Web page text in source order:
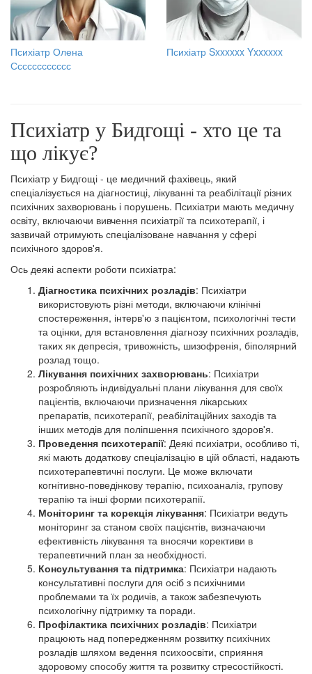
Психіатр Олена
Сссссссссссс
Психіатр Sxxxxxx Yxxxxxx
Психіатр у Бидгощі - хто це та
що лікує?
Психіатр у Бидгощі - це медичний фахівець, який
спеціалізується на діагностиці, лікуванні та реабілітації різних
психічних захворювань і порушень. Психіатри мають медичну
освіту, включаючи вивчення психіатрії та психотерапії, і
зазвичай отримують спеціалізоване навчання у сфері
психічного здоров'я.
Ось деякі аспекти роботи психіатра:
Діагностика психічних розладів: Психіатри
використовують різні методи, включаючи клінічні
спостереження, інтерв'ю з пацієнтом, психологічні тести
та оцінки, для встановлення діагнозу психічних розладів,
таких як депресія, тривожність, шизофренія, біполярний
розлад тощо.
Лікування психічних захворювань: Психіатри
розробляють індивідуальні плани лікування для своїх
пацієнтів, включаючи призначення лікарських
препаратів, психотерапії, реабілітаційних заходів та
інших методів для поліпшення психічного здоров'я.
Проведення психотерапії: Деякі психіатри, особливо ті,
які мають додаткову спеціалізацію в цій області, надають
психотерапевтичні послуги. Це може включати
когнітивно-поведінкову терапію, психоаналіз, групову
терапію та інші форми психотерапії.
Моніторинг та корекція лікування: Психіатри ведуть
моніторинг за станом своїх пацієнтів, визначаючи
ефективність лікування та вносячи корективи в
терапевтичний план за необхідності.
Консультування та підтримка: Психіатри надають
консультативні послуги для осіб з психічними
проблемами та їх родичів, а також забезпечують
психологічну підтримку та поради.
Профілактика психічних розладів: Психіатри
працюють над попередженням розвитку психічних
розладів шляхом ведення психоосвіти, сприяння
здоровому способу життя та розвитку стресостійкості.